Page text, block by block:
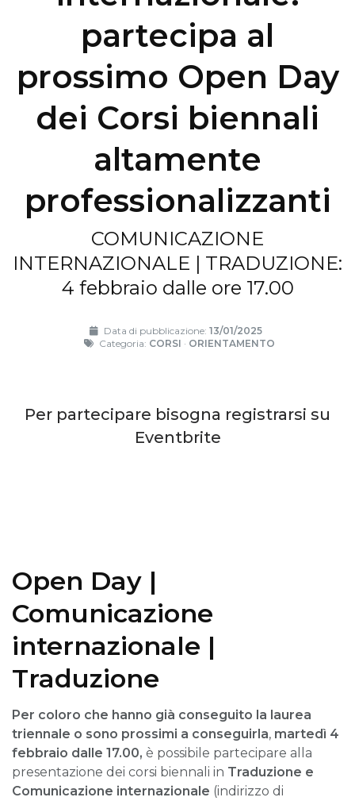
partecipa al
prossimo Open Day
dei Corsi biennali
altamente
professionalizzanti
COMUNICAZIONE
INTERNAZIONALE | TRADUZIONE:
4 febbraio dalle ore 17.00
Data di pubblicazione: 13/01/2025
Categoria: CORSI · ORIENTAMENTO
Per partecipare bisogna registrarsi su
Eventbrite
Open Day |
Comunicazione
internazionale |
Traduzione
Per coloro che hanno già conseguito la laurea
triennale o sono prossimi a conseguirla, martedì 4
febbraio dalle 17.00, è possibile partecipare alla
presentazione dei corsi biennali in Traduzione e
Comunicazione internazionale (indirizzo di